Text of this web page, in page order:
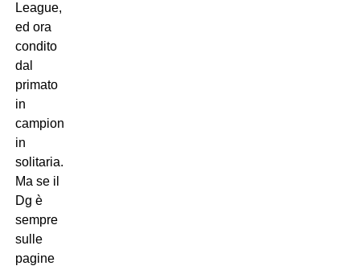
League,
ed ora
condito
dal
primato
in
campionato
in
solitaria.
Ma se il
Dg è
sempre
sulle
pagine